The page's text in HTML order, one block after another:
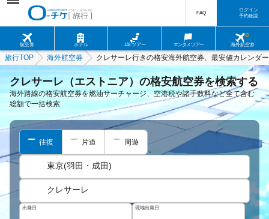
航空券 ホテル JALツアー エンタメツアー 海外航空券
FAQ
ログイン
予約確認
旅行TOP 海外航空券 クレサーレ行きの格安海外航空券、最安値カレンダー
クレサーレ（エストニア）の格安航空券を検索する
海外路線の格安航空券を燃油サーチャージ、空港税や諸手数料など全て含む
総額で一括検索
往復 片道 周遊
東京(羽田・成田)
クレサーレ
出発日 現地出発日